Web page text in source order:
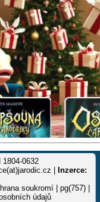
0632
|
Inzerce:
soukromí | pg(757) |
údajů